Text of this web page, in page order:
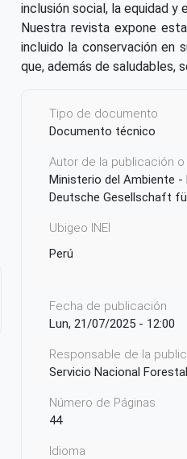
inclusión social, la equidad y
Nuestra revista expone
incluido la conservación en
que, además de saludables,
Tipo de documento
Documento técnico
Autor de la publicación
Ministerio del Ambiente -
Deutsche Gesellschaft
Ubigeo INEI
Perú
Fecha de publicación
Lun, 21/07/2025 - 12:00
Responsable de la
Servicio Nacional
Número de Páginas
44
Idioma